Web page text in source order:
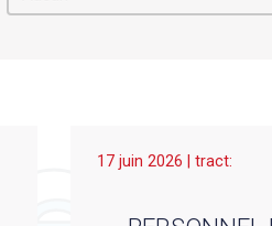
17 juin 2026 | tract: